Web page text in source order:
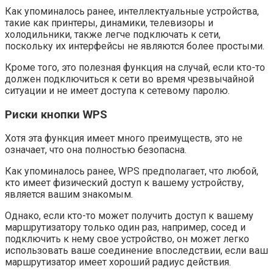
Как упоминалось ранее, интеллектуальные устройства,
такие как принтеры, динамики, телевизоры и
холодильники, также легче подключать к сети,
поскольку их интерфейсы не являются более простыми.
Кроме того, это полезная функция на случай, если кто-то
должен подключиться к сети во время чрезвычайной
ситуации и не имеет доступа к сетевому паролю.
Риски кнопки WPS
Хотя эта функция имеет много преимуществ, это не
означает, что она полностью безопасна.
Как упоминалось ранее, WPS предполагает, что любой,
кто имеет физический доступ к вашему устройству,
является вашим знакомым.
Однако, если кто-то может получить доступ к вашему
маршрутизатору только один раз, например, сосед и
подключить к нему свое устройство, он может легко
использовать ваше соединение впоследствии, если ваш
маршрутизатор имеет хороший радиус действия.